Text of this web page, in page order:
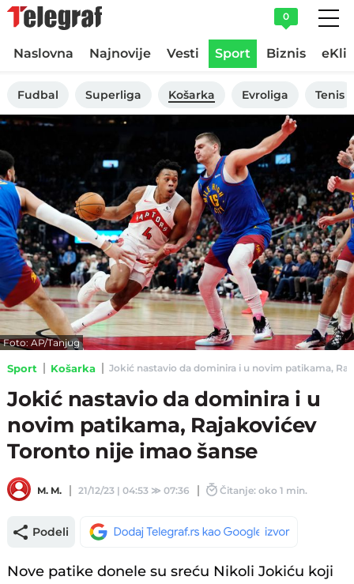
0
Naslovna Najnovije Vesti Sport Biznis
Fudbal Superliga Košarka Evroliga Tenis
Foto: AP/Tanjug
Sport Košarka Jokić nastavio da dominira i u novim patikama,
Jokić nastavio da dominira i u
novim patikama, Rajakovićev
Toronto nije imao šanse
M. M. 21/12/23 | 04:53 ≫07:36 Čitanje: oko 1 min.
Podeli
Nove patike donele su sreću Nikoli Jokiću koji